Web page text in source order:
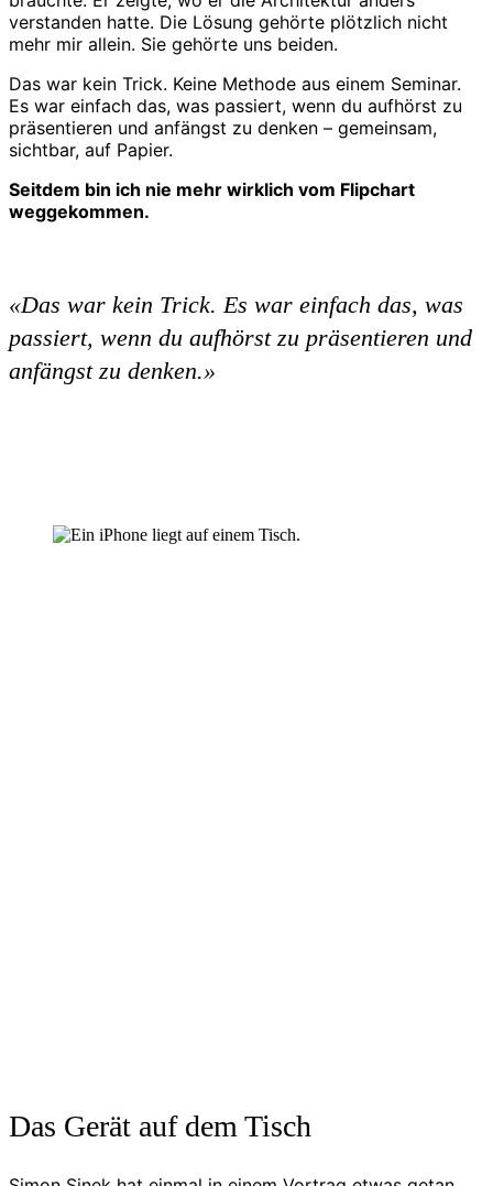
verstanden hatte. Die Lösung gehörte plötzlich nicht
mehr mir allein. Sie gehörte uns beiden.
Das war kein Trick. Keine Methode aus einem Seminar.
Es war einfach das, was passiert, wenn du aufhörst zu
präsentieren und anfängst zu denken – gemeinsam,
sichtbar, auf Papier.
Seitdem bin ich nie mehr wirklich vom Flipchart
weggekommen.
«Das war kein Trick. Es war einfach das, was
passiert, wenn du aufhörst zu präsentieren und
anfängst zu denken.»
Das Gerät auf dem Tisch